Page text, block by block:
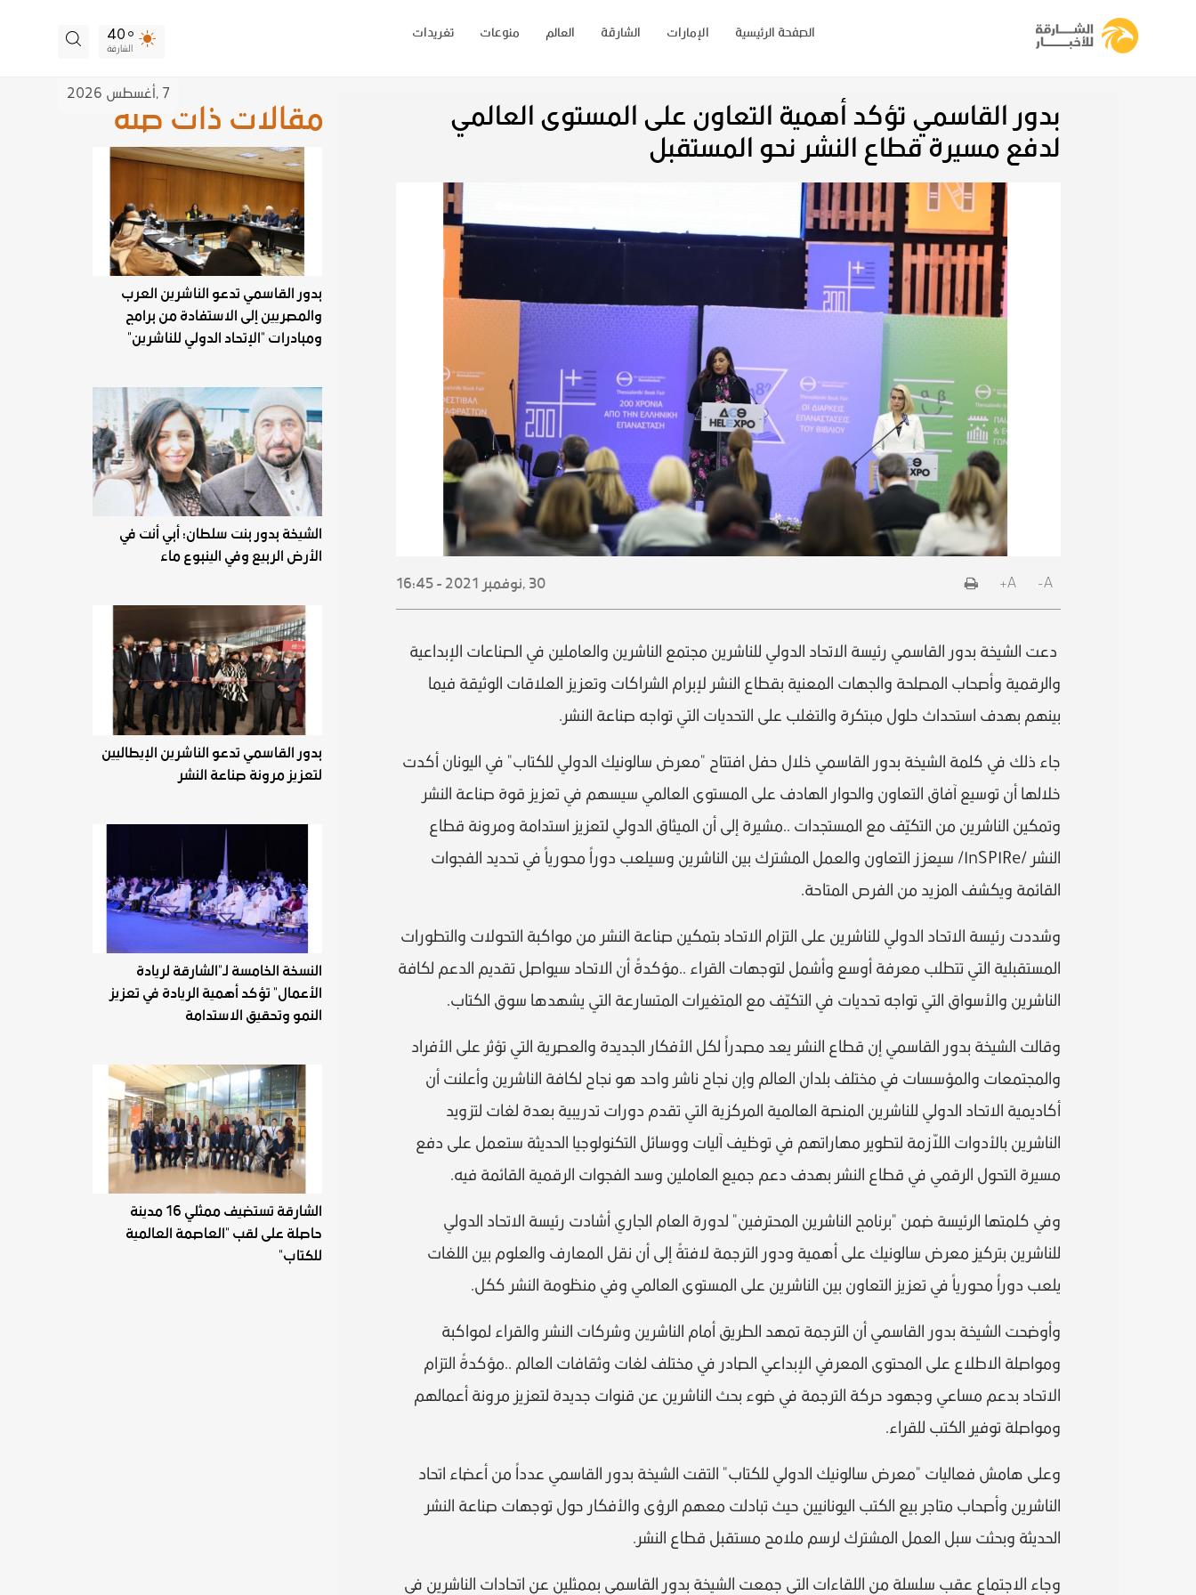
40
الشارقة
تغريدات منوعات العالم الشارقة الإمارات الصفحة الرئيسية
7 , أغسطس 2026
مقالات ذات صلة
بدور القاسمي تدعو الناشرين العرب
والمصريين إلى الاستفادة من برامج
ومبادرات "الإتحاد الدولي للناشرين"
الشيخة بدور بنت سلطان: أبي أنت في
الأرض الربيع وفي الينبوع ماء
بدور القاسمي تدعو الناشرين الإيطاليين
لتعزيز مرونة صناعة النشر
النسخة الخامسة لـ"الشارقة لريادة
الأعمال" تؤكد أهمية الريادة في تعزيز
النمو وتحقيق الاستدامة
الشارقة تستضيف ممثلي 16 مدينة
حاصلة على لقب "العاصمة العالمية
للكتاب"
بدور القاسمي تؤكد أهمية التعاون على المستوى العالمي
لدفع مسيرة قطاع النشر نحو المستقبل
A-
A+
30 , نوفمبر 2021 - 16:45
دعت الشيخة بدور القاسمي رئيسة الاتحاد الدولي للناشرين مجتمع الناشرين والعاملين في الصناعات الإبداعية
والرقمية وأصحاب المصلحة والجهات المعنية بقطاع النشر لإبرام الشراكات وتعزيز العلاقات الوثيقة فيما
بينهم بهدف استحداث حلول مبتكرة والتغلب على التحديات التي تواجه صناعة النشر.
جاء ذلك في كلمة الشيخة بدور القاسمي خلال حفل افتتاح "معرض سالونيك الدولي للكتاب" في اليونان أكدت
خلالها أن توسيع آفاق التعاون والحوار الهادف على المستوى العالمي سيسهم في تعزيز قوة صناعة النشر
وتمكين الناشرين من التكيّف مع المستجدات ..مشيرة إلى أن الميثاق الدولي لتعزيز استدامة ومرونة قطاع
النشر /InSPIRe/ سيعزز التعاون والعمل المشترك بين الناشرين وسيلعب دوراً محورياً في تحديد الفجوات
القائمة ويكشف المزيد من الفرص المتاحة.
وشددت رئيسة الاتحاد الدولي للناشرين على التزام الاتحاد بتمكين صناعة النشر من مواكبة التحولات والتطورات
المستقبلية التي تتطلب معرفة أوسع وأشمل لتوجهات القراء ..مؤكدةً أن الاتحاد سيواصل تقديم الدعم لكافة
الناشرين والأسواق التي تواجه تحديات في التكيّف مع المتغيرات المتسارعة التي يشهدها سوق الكتاب.
وقالت الشيخة بدور القاسمي إن قطاع النشر يعد مصدراً لكل الأفكار الجديدة والعصرية التي تؤثر على الأفراد
والمجتمعات والمؤسسات في مختلف بلدان العالم وإن نجاح ناشر واحد هو نجاح لكافة الناشرين وأعلنت أن
أكاديمية الاتحاد الدولي للناشرين المنصة العالمية المركزية التي تقدم دورات تدريبية بعدة لغات لتزويد
الناشرين بالأدوات اللاّزمة لتطوير مهاراتهم في توظيف آليات ووسائل التكنولوجيا الحديثة ستعمل على دفع
مسيرة التحول الرقمي في قطاع النشر بهدف دعم جميع العاملين وسد الفجوات الرقمية القائمة فيه.
وفي كلمتها الرئيسة ضمن "برنامج الناشرين المحترفين" لدورة العام الجاري أشادت رئيسة الاتحاد الدولي
للناشرين بتركيز معرض سالونيك على أهمية ودور الترجمة لافتةً إلى أن نقل المعارف والعلوم بين اللغات
يلعب دوراً محورياً في تعزيز التعاون بين الناشرين على المستوى العالمي وفي منظومة النشر ككل.
وأوضحت الشيخة بدور القاسمي أن الترجمة تمهد الطريق أمام الناشرين وشركات النشر والقراء لمواكبة
ومواصلة الاطلاع على المحتوى المعرفي الإبداعي الصادر في مختلف لغات وثقافات العالم ..مؤكدةً التزام
الاتحاد بدعم مساعي وجهود حركة الترجمة في ضوء بحث الناشرين عن قنوات جديدة لتعزيز مرونة أعمالهم
ومواصلة توفير الكتب للقراء.
وعلى هامش فعاليات "معرض سالونيك الدولي للكتاب" التقت الشيخة بدور القاسمي عدداً من أعضاء اتحاد
الناشرين وأصحاب متاجر بيع الكتب اليونانيين حيث تبادلت معهم الرؤى والأفكار حول توجهات صناعة النشر
الحديثة وبحثت سبل العمل المشترك لرسم ملامح مستقبل قطاع النشر.
وجاء الاجتماع عقب سلسلة من اللقاءات التي جمعت الشيخة بدور القاسمي بممثلين عن اتحادات الناشرين في